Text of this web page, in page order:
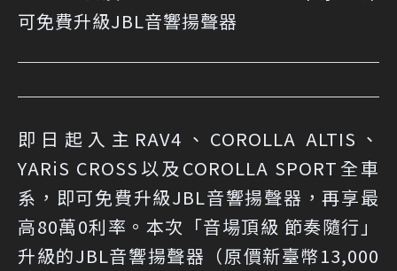
可免費升級JBL音響揚聲器
即日起入主RAV4、COROLLA ALTIS、
YARiS CROSS以及COROLLA SPORT全車
系，即可免費升級JBL音響揚聲器，再享最
高80萬0利率。本次「音場頂級 節奏隨行」
升級的JBL音響揚聲器（原價新臺幣13,000